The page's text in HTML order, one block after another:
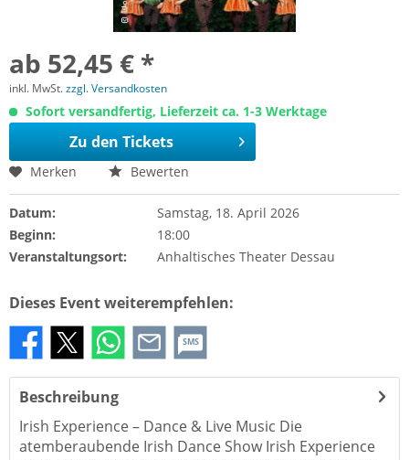
ab 52,45 € *
inkl. MwSt.zzgl. Versandkosten
Sofort versandfertig, Lieferzeit ca. 1-3 Werktage
Zu den Tickets
Merken Bewerten
Datum:
Samstag, 18. April 2026
Beginn:
18:00
Veranstaltungsort:
Anhaltisches Theater Dessau
Dieses Event weiterempfehlen:
SMS
Beschreibung
Irish Experience – Dance & Live Music Die
atemberaubende Irish Dance Show Irish Experience